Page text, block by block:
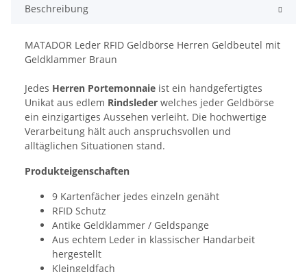
Beschreibung
MATADOR Leder RFID Geldbörse Herren Geldbeutel mit
Geldklammer Braun
Jedes Herren Portemonnaie ist ein handgefertigtes
Unikat aus edlem Rindsleder welches jeder Geldbörse
ein einzigartiges Aussehen verleiht. Die hochwertige
Verarbeitung hält auch anspruchsvollen und
alltäglichen Situationen stand.
Produkteigenschaften
9 Kartenfächer jedes einzeln genäht
RFID Schutz
Antike Geldklammer / Geldspange
Aus echtem Leder in klassischer Handarbeit
hergestellt
Kleingeldfach